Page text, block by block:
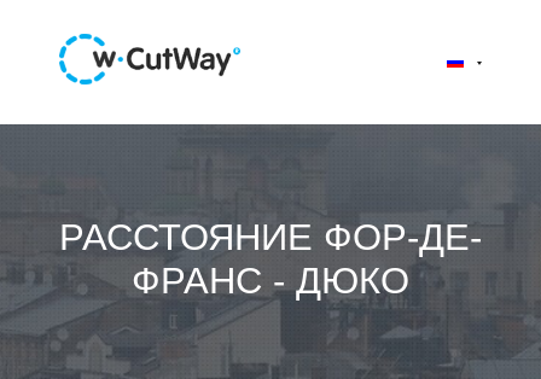
РАССТОЯНИЕ ФОР-ДЕ-
ФРАНС - ДЮКО